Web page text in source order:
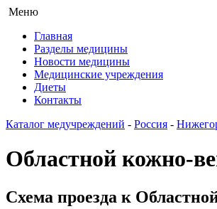
Меню
Главная
Разделы медицины
Новости медицины
Медицинские учреждения
Диеты
Контакты
Каталог медучреждений - Россия -
Областной кожно-
Схема проезда к